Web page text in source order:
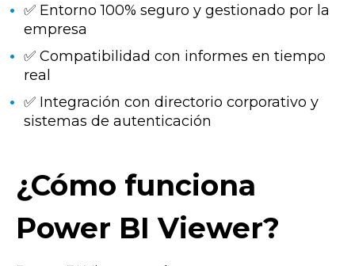
✅ Entorno 100% seguro y gestionado por la
empresa
✅ Compatibilidad con informes en tiempo
real
✅ Integración con directorio corporativo y
sistemas de autenticación
¿Cómo funciona
Power BI Viewer?